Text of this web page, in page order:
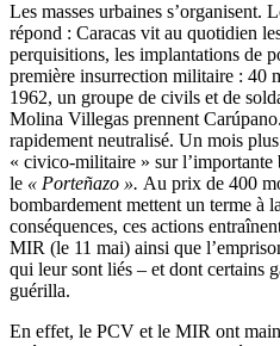
Les masses urbaines s’organisent.
répond : Caracas vit au quotidien
perquisitions, les implantations de
première insurrection militaire : 40
1962, un groupe de civils et de
Molina Villegas prennent
rapidement neutralisé. Un mois
« civico-militaire » sur l’importante
le « Porteñazo ». Au prix de 400
bombardement mettent un terme à
conséquences, ces actions
MIR (le 11 mai) ainsi que
qui leur sont liés – et dont certains
guérilla.
En effet, le PCV et le MIR ont